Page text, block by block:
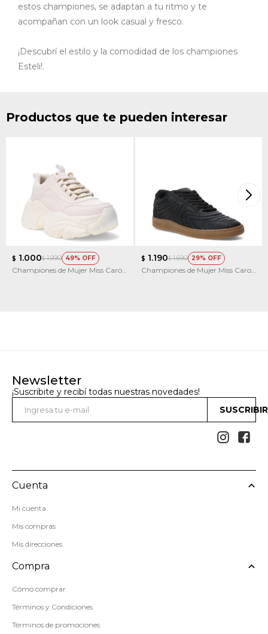
estos championes, se adaptan a tu ritmo y te
acompañan con un look casual y fresco.
¡Descubrí el estilo y la comodidad de los championes
Esteli!.
Productos que te pueden interesar
$ 1.000$ 1.990 49
Championes de Mujer Miss Carol
$ 1.190$ 1.690 29
Championes de Mujer Miss Carol
Newsletter
¡Suscribite y recibí todas nuestras novedades!
 
Cuenta
Mi cuenta
Mis compras
Mis direcciones
Compra
Cómo comprar
Términos y Condiciones
Términos de promociones